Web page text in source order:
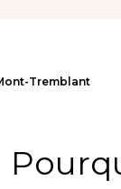
Tremblant